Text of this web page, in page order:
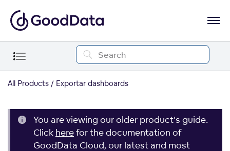
All Products Exportar dashboards
You are viewing our older product's guide.
Click herefor the documentation of
GoodData Cloud, our latest and most